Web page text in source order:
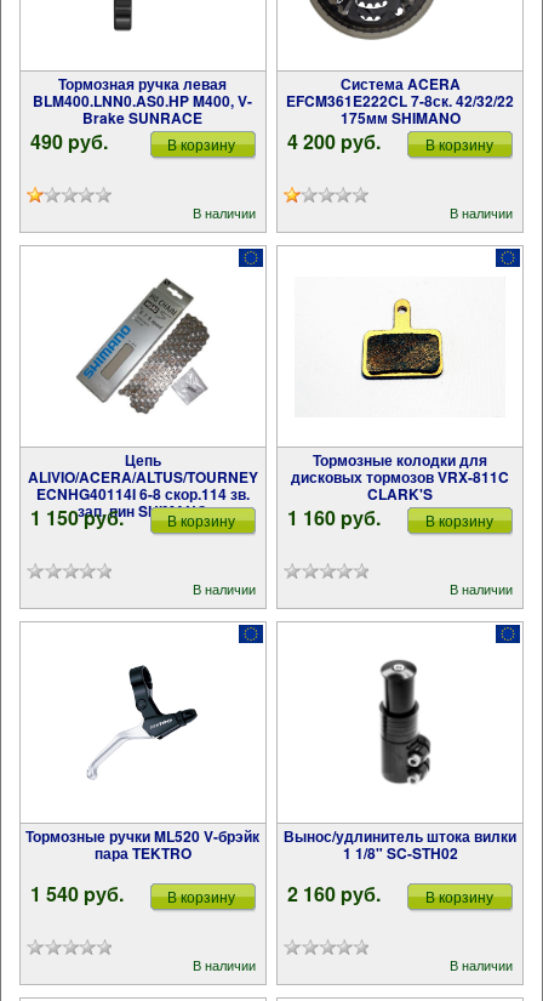
Тормозная ручка левая
BLM400.LNN0.AS0.HP M400, V-
Brake SUNRACE
490 pуб. В корзину
В наличии
Система ACERA
EFCM361E222CL 7-8ск. 42/32/22
175мм SHIMANO
4 200 pуб. В корзину
В наличии
Цепь
ALIVIO/ACERA/ALTUS/TOURNEY
ECNHG40114I 6-8 скор.114 зв.
зап. пин SHIMANO
1 150 pуб. В корзину
В наличии
Тормозные колодки для
дисковых тормозов VRX-811C
CLARK'S
1 160 pуб. В корзину
В наличии
Тормозные ручки ML520 V-брэйк
пара TEKTRO
1 540 pуб. В корзину
В наличии
Вынос/удлинитель штока вилки
1 1/8" SC-STH02
2 160 pуб. В корзину
В наличии